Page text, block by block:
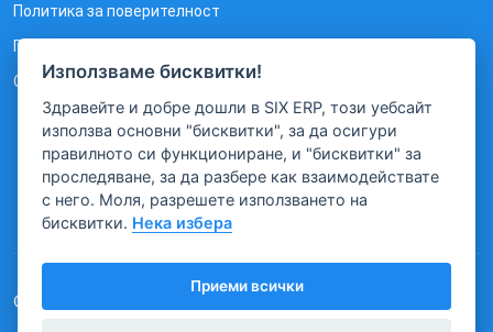
Политика за поверителност
Политика за използване на бисквитки
Отказ от отговорност
© 2026 SIX. Всички права запазени.
Използваме бисквитки!
Здравейте и добре дошли в SIX ERP, този уебсайт
използва основни "бисквитки", за да осигури
правилното си функциониране, и "бисквитки" за
проследяване, за да разбере как взаимодействате
с него. Моля, разрешете използването на
бисквитки. Нека избера
Приеми всички